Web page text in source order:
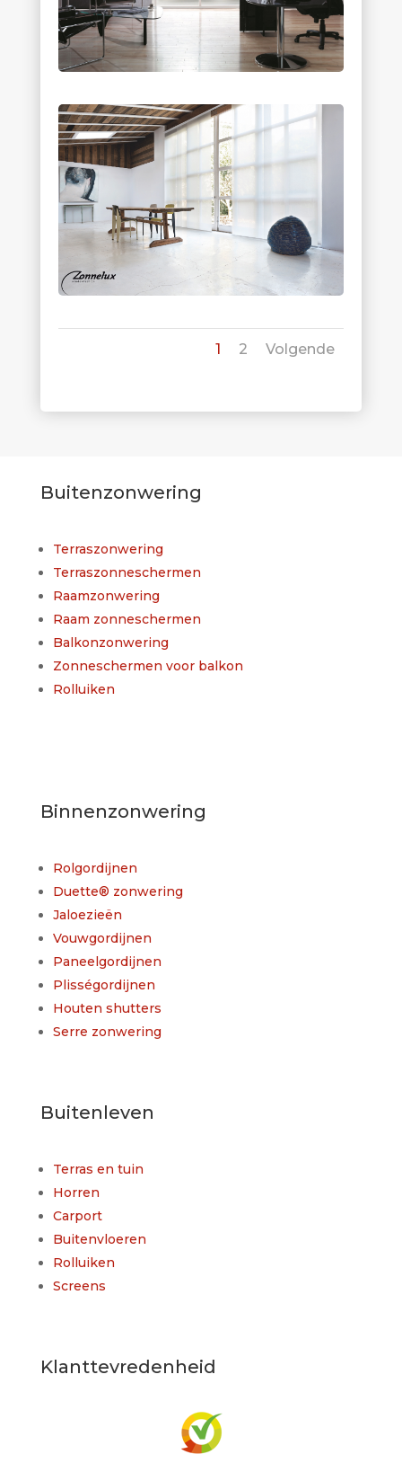
1 2 Volgende
Buitenzonwering
Terraszonwering
Terraszonneschermen
Raamzonwering
Raam zonneschermen
Balkonzonwering
Zonneschermen voor balkon
Rolluiken
Binnenzonwering
Rolgordijnen
Duette® zonwering
Jaloezieën
Vouwgordijnen
Paneelgordijnen
Plisségordijnen
Houten shutters
Serre zonwering
Buitenleven
Terras en tuin
Horren
Carport
Buitenvloeren
Rolluiken
Screens
Klanttevredenheid